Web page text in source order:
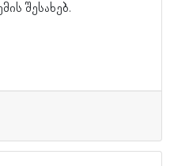
შესახებ.